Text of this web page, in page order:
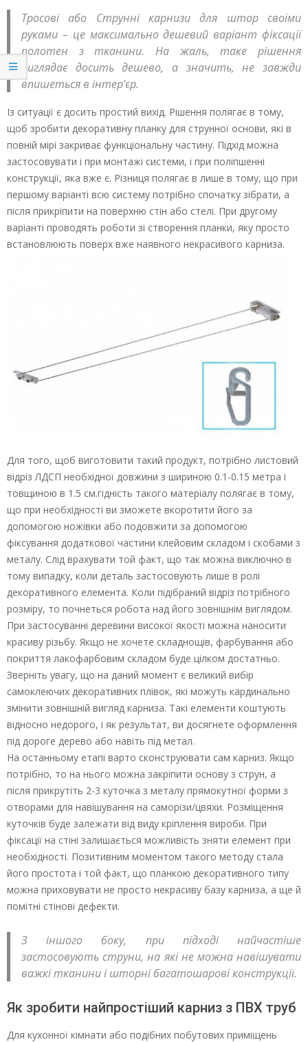
Тросові або Струнні карнизи для штор своїми
руками – це максимально дешевий варіант фіксації
полотен з тканини. На жаль, таке рішення
виглядає досить дешево, а значить, не завжди
впишеться в інтер’єр.
Із ситуації є досить простий вихід. Рішення полягає в тому,
щоб зробити декоративну планку для струнної основи, які в
повній мірі закриває функціональну частину. Підхід можна
застосовувати і при монтажі системи, і при поліпшенні
конструкції, яка вже є. Різниця полягає в лише в тому, що при
першому варіанті всю систему потрібно спочатку зібрати, а
після прикріпити на поверхню стін або стелі. При другому
варіанті проводять роботи зі створення планки, яку просто
встановлюють поверх вже наявного некрасивого карниза.
Для того, щоб виготовити такий продукт, потрібно листовий
відріз ЛДСП необхідної довжини з шириною 0.1-0.15 метра і
товщиною в 1.5 см.гідність такого матеріалу полягає в тому,
що при необхідності ви зможете вкоротити його за
допомогою ножівки або подовжити за допомогою
фіксування додаткової частини клейовим складом і скобами з
металу. Слід врахувати той факт, що так можна виключно в
тому випадку, коли деталь застосовують лише в ролі
декоративного елемента. Коли підібраний відріз потрібного
розміру, то почнеться робота над його зовнішнім виглядом.
При застосуванні деревини високої якості можна наносити
красиву різьбу. Якщо не хочете складнощів, фарбування або
покриття лакофарбовим складом буде цілком достатньо.
Зверніть увагу, що на даний момент є великий вибір
самоклеючих декоративних плівок, які можуть кардинально
змінити зовнішній вигляд карниза. Такі елементи коштують
відносно недорого, і як результат, ви досягнете оформлення
під дороге дерево або навіть під метал.
На останньому етапі варто сконструювати сам карниз. Якщо
потрібно, то на нього можна закріпити основу з струн, а
після прикрутіть 2-3 куточка з металу прямокутної форми з
отворами для навішування на саморізи/цвяхи. Розміщення
куточків буде залежати від виду кріплення вироби. При
фіксації на стіні залишається можливість зняти елемент при
необхідності. Позитивним моментом такого методу стала
його простота і той факт, що планкою декоративного типу
можна приховувати не просто некрасиву базу карниза, а ще й
помітні стінові дефекти.
З іншого боку, при підході найчастіше
застосовують струни, на які не можна навішувати
важкі тканини і шторні багатошарові конструкції.
Як зробити найпростіший карниз з ПВХ труб
Для кухонної кімнати або подібних побутових приміщень